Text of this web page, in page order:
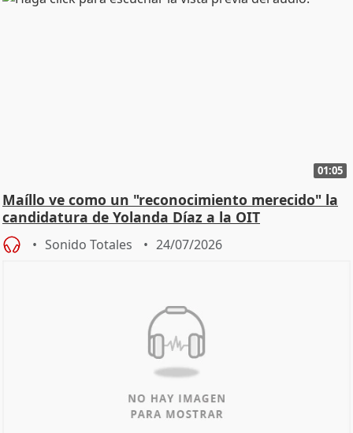
01:05
Maíllo ve como un "reconocimiento merecido" la
candidatura de Yolanda Díaz a la OIT
Sonido Totales 24/07/2026